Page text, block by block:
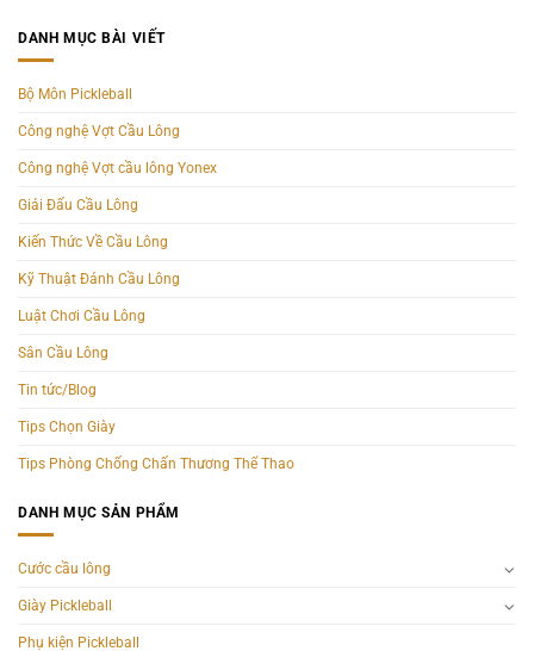
DANH MỤC BÀI VIẾT
Bộ Môn Pickleball
Công nghệ Vợt Cầu Lông
Công nghệ Vợt cầu lông Yonex
Giải Đấu Cầu Lông
Kiến Thức Về Cầu Lông
Kỹ Thuật Đánh Cầu Lông
Luật Chơi Cầu Lông
Sân Cầu Lông
Tin tức/Blog
Tips Chọn Giày
Tips Phòng Chống Chấn Thương Thể Thao
DANH MỤC SẢN PHẨM
Cước cầu lông
Giày Pickleball
Phụ kiện Pickleball